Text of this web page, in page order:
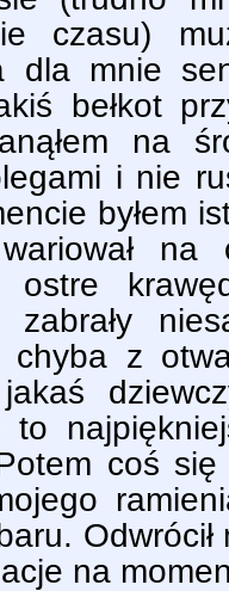
czasu)
dla mnie
bełkot
na
i nie
byłem
na
chyba z
to
coś
na